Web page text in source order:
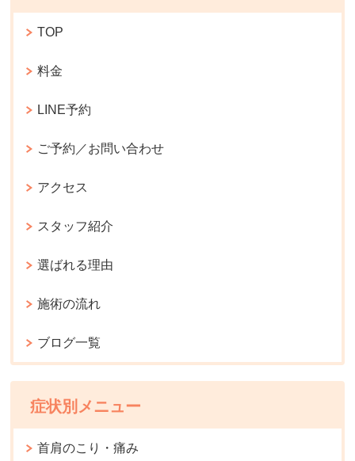
TOP
料金
LINE予約
ご予約／お問い合わせ
アクセス
スタッフ紹介
選ばれる理由
施術の流れ
ブログ一覧
症状別メニュー
首肩のこり・痛み